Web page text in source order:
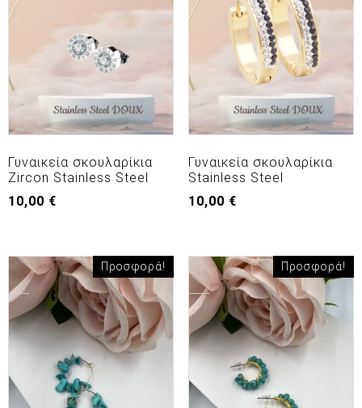
Γυναικεία σκουλαρίκια
Zircon Stainless Steel
10,00 €
Γυναικεία σκουλαρίκια
Stainless Steel
10,00 €
Προσφορά! Προσφορά!